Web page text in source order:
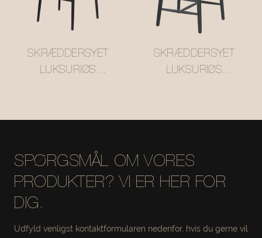
SKRÆDDERSYET
LUKSURIØS
ODM/OEM
SKRÆDDERSYET
LUKSURIØS
ODM/OEM
SPØRGSMÅL OM VORES
PRODUKTER? VI ER HER FOR
DIG.
Udfyld venligst kontaktformularen nedenfor, hvis du gerne vil